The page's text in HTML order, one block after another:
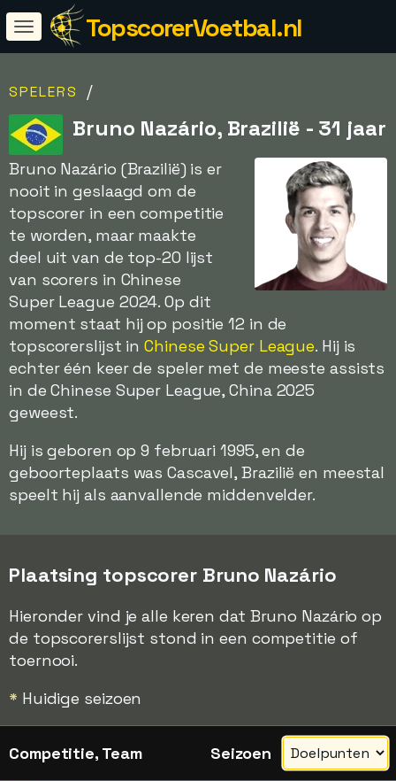
TopscorerVoetbal.nl
SPELERS /
Bruno Nazário, Brazilië - 31 jaar
Bruno Nazário (Brazilië) is er
nooit in geslaagd om de
topscorer in een competitie
te worden, maar maakte
deel uit van de top-20 lijst
van scorers in Chinese
Super League 2024. Op dit
moment staat hij op positie 12 in de
topscorerslijst inChinese Super League. Hij is
echter één keer de speler met de meeste assists
in de Chinese Super League, China 2025
geweest.
Hij is geboren op 9 februari 1995, en de
geboorteplaats was Cascavel, Brazilië en meestal
speelt hij als aanvallende middenvelder.
Plaatsing topscorer Bruno Nazário
Hieronder vind je alle keren dat Bruno Nazário op
de topscorerslijst stond in een competitie of
toernooi.
* Huidige seizoen
Competitie, Team Seizoen